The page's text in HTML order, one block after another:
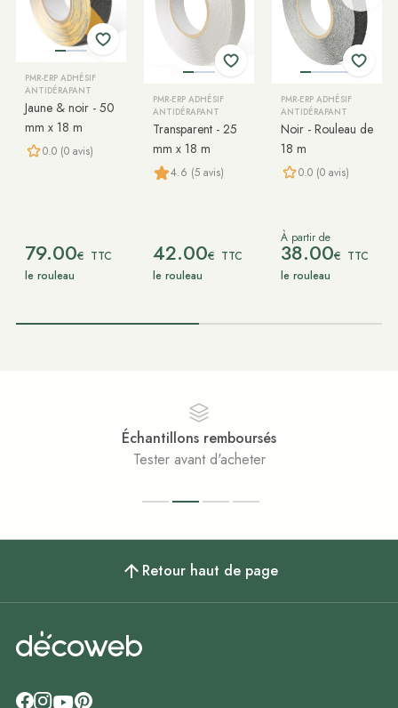
PMR-ERP ADHÉSIF
ANTIDÉRAPANT
Jaune & noir - 50
mm x 18 m
0.0 (0 avis)
79.00€ TTC
le rouleau
PMR-ERP ADHÉSIF
ANTIDÉRAPANT
Transparent - 25
mm x 18 m
4.6 (5 avis)
42.00€ TTC
le rouleau
PMR-ERP ADHÉSIF
ANTIDÉRAPANT
Noir - Rouleau de
18 m
0.0 (0 avis)
À partir de
38.00€ TTC
le rouleau
Échantillons remboursés
Tester avant d'acheter
Retour haut de page